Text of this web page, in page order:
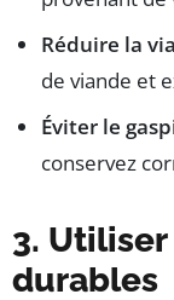
Réduire la
de viande et
Éviter le
conservez
3.
durables